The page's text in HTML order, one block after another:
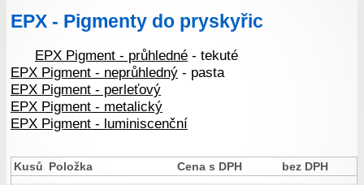
EPX - Pigmenty do pryskyřic
EPX Pigment - průhledné - tekuté
EPX Pigment - neprůhledný - pasta
EPX Pigment - perleťový
EPX Pigment - metalický
EPX Pigment - luminiscenční
Kusů Položka Cena s DPH
bez DPH